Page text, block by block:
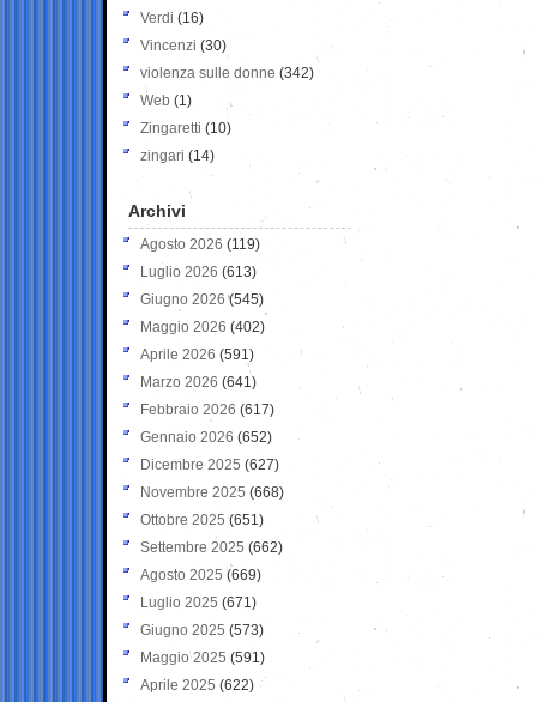
Verdi (16)
Vincenzi (30)
violenza sulle donne (342)
Web (1)
Zingaretti (10)
zingari (14)
Archivi
Agosto 2026 (119)
Luglio 2026 (613)
Giugno 2026 (545)
Maggio 2026 (402)
Aprile 2026 (591)
Marzo 2026 (641)
Febbraio 2026 (617)
Gennaio 2026 (652)
Dicembre 2025 (627)
Novembre 2025 (668)
Ottobre 2025 (651)
Settembre 2025 (662)
Agosto 2025 (669)
Luglio 2025 (671)
Giugno 2025 (573)
Maggio 2025 (591)
Aprile 2025 (622)